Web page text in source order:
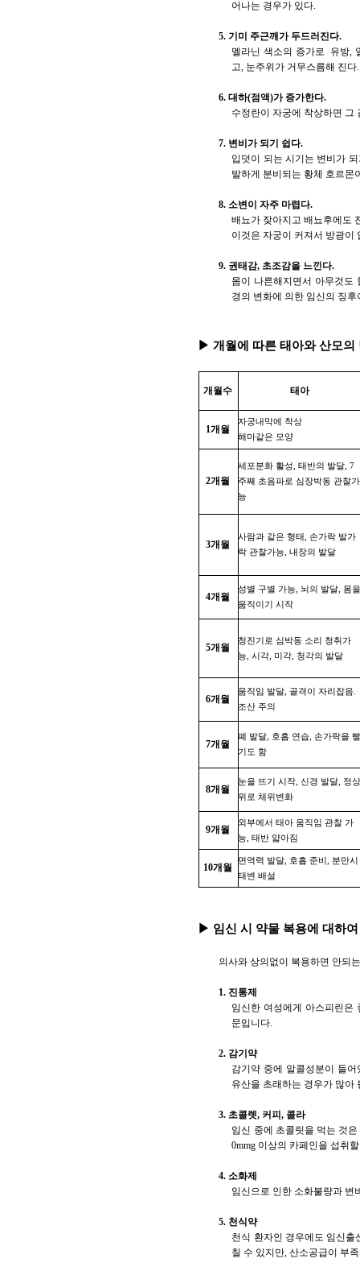
어나는 경우가 있다.
5. 기미 주근깨가 두드러진다.
멜라닌 색소의 증가로 유방,
고, 눈주위가 거무스름해 진다.
6. 대하(점액)가 증가한다.
수정란이 자궁에 착상하면 그
7. 변비가 되기 쉽다.
입덧이 되는 시기는 변비가
발하게 분비되는 황체 호르몬
8. 소변이 자주 마렵다.
배뇨가 잦아지고 배뇨후에도
이것은 자궁이 커져서 방광이
9. 권태감, 초조감을 느낀다.
몸이 나른해지면서 아무것도
경의 변화에 의한 임신의 징
▶ 개월에 따른 태아와 산모의
개월수 태아
1개월
자궁내막에 착상
해마같은 모양
2개월
세포분화 활성, 태반의 발달, 7
주째 초음파로 심장박동 관찰가
능
3개월
사람과 같은 형태, 손가락 발가
락 관찰가능, 내장의 발달
4개월
성별 구별 가능, 뇌의 발달, 몸
움직이기 시작
5개월
청진기로 심박동 소리 청취가
능, 시각, 미각, 청각의 발달
6개월
움직임 발달, 골격이 자리잡음.
조산 주의
7개월
폐 발달, 호흡 연습, 손가락을
기도 함
8개월
눈을 뜨기 시작, 신경 발달, 정
위로 체위변화
9개월
외부에서 태아 움직임 관찰 가
능, 태반 얇아짐
10개월
면역력 발달, 호흡 준비, 분만시
태변 배설
▶ 임신 시 약물 복용에 대하여
의사와 상의없이 복용하면 안되
1. 진통제
임신한 여성에게 아스피린은
문입니다.
2. 감기약
감기약 중에 알콜성분이 들
유산을 초래하는 경우가 많아
3. 초콜렛, 커피, 콜라
임신 중에 초콜릿을 먹는 것
0mmg 이상의 카페인을 섭취
4. 소화제
임신으로 인한 소화불량과 변
5. 천식약
천식 환자인 경우에도 임신출
칠 수 있지만, 산소공급이 부